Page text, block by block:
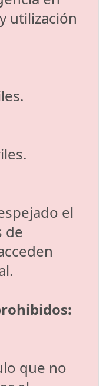
utilización
el
de
que no